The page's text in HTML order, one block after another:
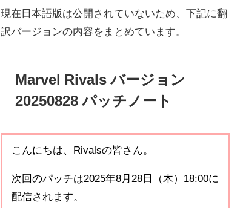
現在日本語版は公開されていないため、下記に翻
訳バージョンの内容をまとめています。
Marvel Rivals バージョン
20250828 パッチノート
こんにちは、Rivalsの皆さん。
次回のパッチは2025年8月28日（木）18:00に
配信されます。